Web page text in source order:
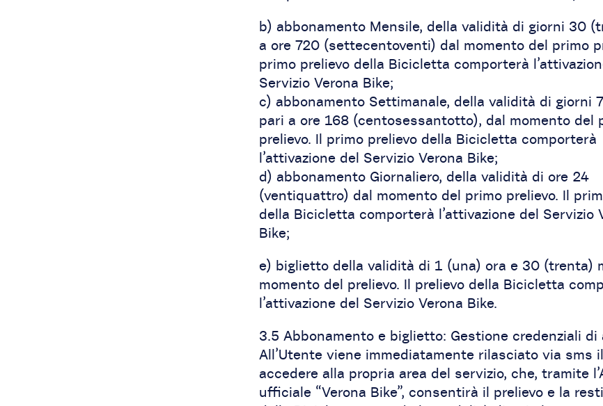
b) abbonamento Mensile, della validità di giorni 30
a ore 720 (settecentoventi) dal momento del primo
primo prelievo della Bicicletta comporterà
Servizio Verona Bike;
c) abbonamento Settimanale, della validità di giorni
pari a ore 168 (centosessantotto), dal momento del
prelievo. Il primo prelievo della Bicicletta comporterà
l’attivazione del Servizio Verona Bike;
d) abbonamento Giornaliero, della validità di ore 24
(ventiquattro) dal momento del primo prelievo. Il
della Bicicletta comporterà l’attivazione del Servizio
Bike;
e) biglietto della validità di 1 (una) ora e 30 (trenta)
momento del prelievo. Il prelievo della Bicicletta
l’attivazione del Servizio Verona Bike.
3.5 Abbonamento e biglietto: Gestione credenziali di
All’Utente viene immediatamente rilasciato via sms
accedere alla propria area del servizio, che, tramite
ufficiale “Verona Bike”, consentirà il prelievo e la